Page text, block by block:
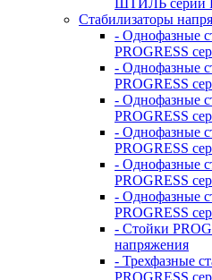
ШТИЛЬ серии
Стабилизаторы
- Однофазные
PROGRESS
- Однофазные
PROGRESS
- Однофазные
PROGRESS
- Однофазные
PROGRESS
- Однофазные
PROGRESS
- Однофазные
PROGRESS
- Стойки
напряжения
- Трехфазные
PROGRESS